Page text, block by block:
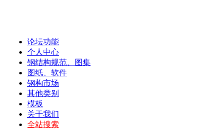
论坛功能
个人中心
钢结构规范、图集
图纸、软件
钢构市场
其他类别
模板
关于我们
全站搜索